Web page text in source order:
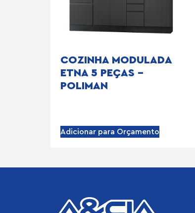
COZINHA MODULADA
ETNA 5 PEÇAS –
POLIMAN
Adicionar para Orçamento